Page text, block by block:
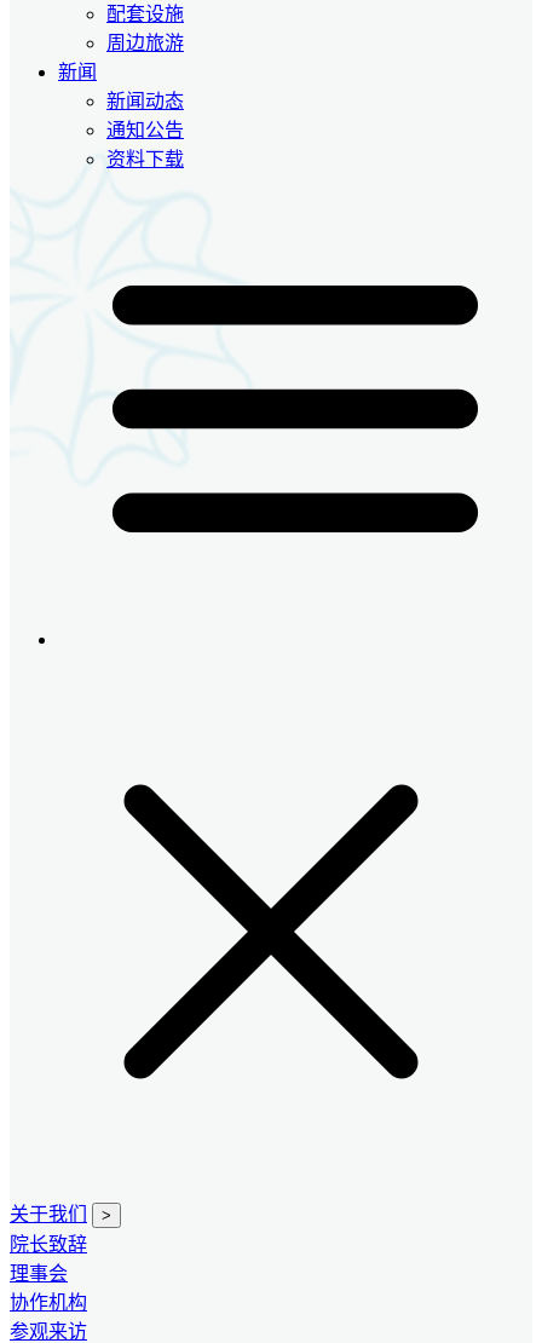
配套设施
周边旅游
新闻
新闻动态
通知公告
资料下载
关于我们 >
院长致辞
理事会
协作机构
参观来访